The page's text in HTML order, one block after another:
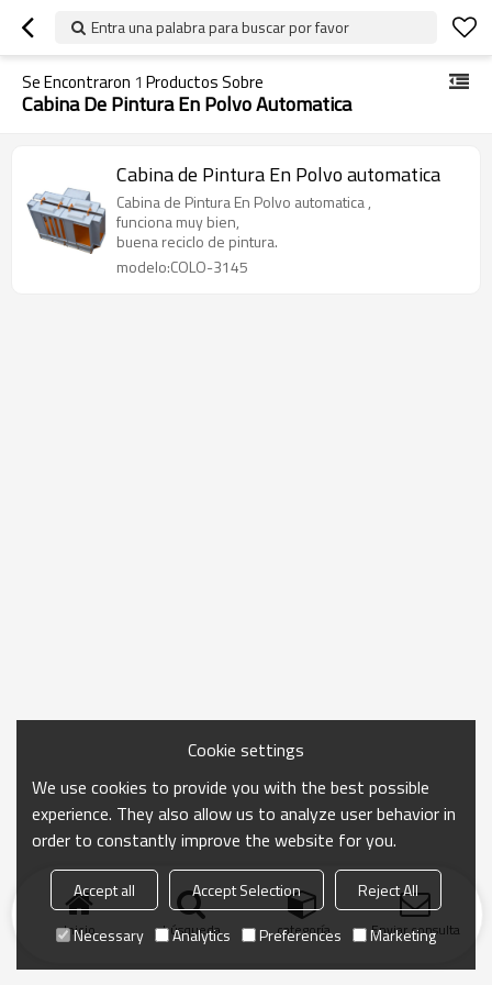
Entra una palabra para buscar por favor
Se Encontraron 1 Productos Sobre
Cabina De Pintura En Polvo Automatica
Cabina de Pintura En Polvo automatica
Cabina de Pintura En Polvo automatica ,
funciona muy bien,
buena reciclo de pintura.
modelo:COLO-3145
Inicio búsqueda categoría Enviar consulta
Cookie settings
We use cookies to provide you with the best possible
experience. They also allow us to analyze user behavior in
order to constantly improve the website for you.
Accept all Accept Selection
Reject All
Necessary
Analytics Preferences Marketing